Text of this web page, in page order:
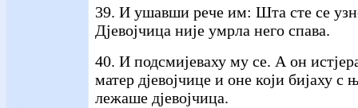
39. И ушавши рече им: Шта сте се
Дјевојчица није умрла него спава.
40. И подсмијеваху му се. А он
матер дјевојчице и оне који бијаху с
лежаше дјевојчица.